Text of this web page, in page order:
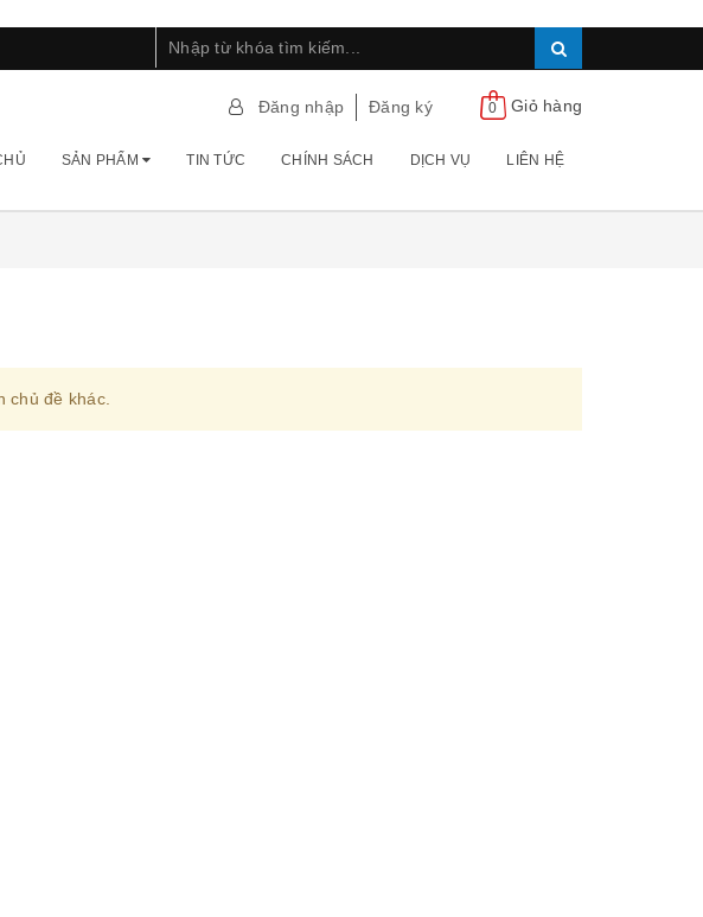
Đăng nhập Đăng ký 0 Giỏ hàng
SẢN PHẨM TIN TỨC CHÍNH SÁCH DỊCH VỤ LIÊN HỆ
chủ đề khác.